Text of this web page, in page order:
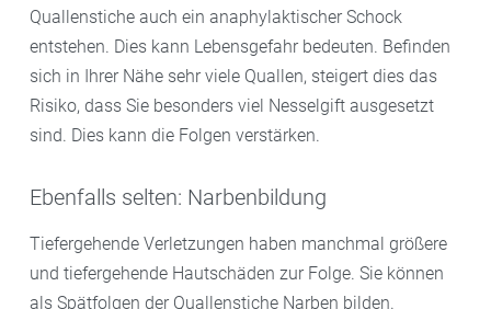
Quallenstiche auch ein anaphylaktischer Schock
entstehen. Dies kann Lebensgefahr bedeuten. Befinden
sich in Ihrer Nähe sehr viele Quallen, steigert dies das
Risiko, dass Sie besonders viel Nesselgift ausgesetzt
sind. Dies kann die Folgen verstärken.
Ebenfalls selten: Narbenbildung
Tiefergehende Verletzungen haben manchmal größere
und tiefergehende Hautschäden zur Folge. Sie können
als Spätfolgen der Quallenstiche Narben bilden.